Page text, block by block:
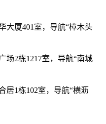
大厦401室，导航“樟木头
场2栋1217室，导航“南城
居1栋102室，导航“横沥